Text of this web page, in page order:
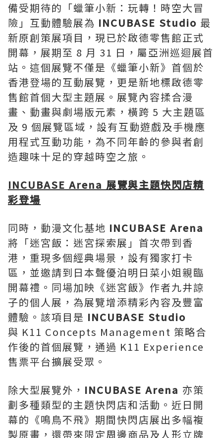
備受期待的「蠟筆小新：玩轉！時空大冒
險」互動體驗展為 INCUBASE Studio 最
新原創策展項目，現已於啟德零售館正式
開幕，展期至 8 月 31 日，屬亞洲巡迴展首
站。這個展覽不僅是《蠟筆小新》首個於
香港登場的互動展覽，更是新地標啟德零
售館首個大型主題展。展覽內容揉合漫
畫、動畫與劇場版元素，橫跨 5 大主題區
及 9 個展覽區域，設有互動遊戲及手機應
用程式互動功能，為不同年齡的參與者創
造趣味十足的穿越時空之旅。
INCUBASE Arena 展覽與主題快閃店精
彩登場
同時，動漫文化基地 INCUBASE Arena
將「迷宮飯：迷宮探索展」首次帶到香
港，重現多個經典場景，設有獨家打卡
區，並邀請到日本聲優泊明日菜小姐親臨
開幕禮。同場加映《迷宮飯》作者九井諒
子的個人展，為展覽增添精彩內容及豐富
體驗。該項目是 INCUBASE Studio
與 K11 Concepts Management 策略合
作後的首個展覽，通過 K11 Experience
售票平台擴展受眾。
除大型展覽外， INCUBASE Arena 亦策
劃多種類型的主題快閃店和活動。近日開
幕的《鳴鳥不飛》期間快閃店展出多幅複
製原畫，還帶來限定周邊商品及人形立牌